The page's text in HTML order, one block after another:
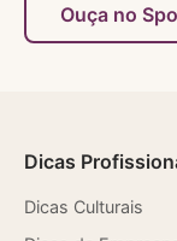
Ouça no
Dicas
Dicas Culturais